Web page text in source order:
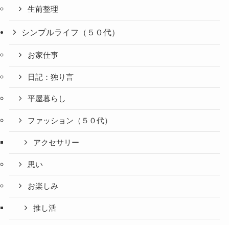
生前整理
シンプルライフ（５０代）
お家仕事
日記：独り言
平屋暮らし
ファッション（５０代）
アクセサリー
思い
お楽しみ
推し活